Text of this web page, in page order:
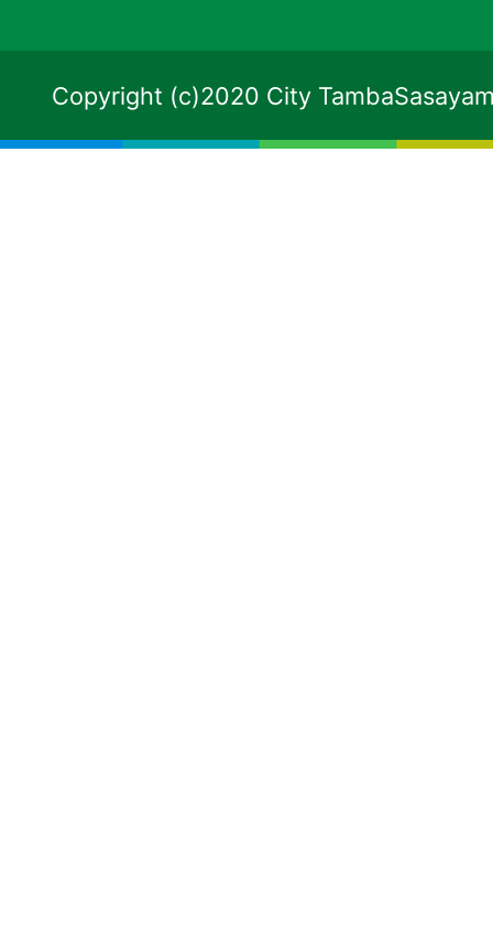
Copyright (c)2020 City